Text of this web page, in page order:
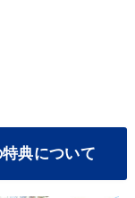
典について